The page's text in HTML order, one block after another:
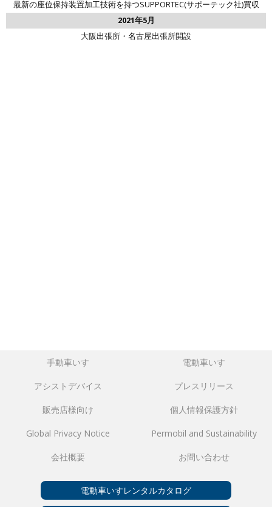
最新の座位保持装置加工技術を持つSUPPORTEC(サポーテック社)買収
2021年5月
大阪出張所・名古屋出張所開設
手動車いす 電動車いす
アシストデバイス プレスリリース
販売店様向け 個人情報保護方針
Global Privacy Notice Permobil and Sustainability
会社概要 お問い合わせ
電動車いすレンタルカタログ